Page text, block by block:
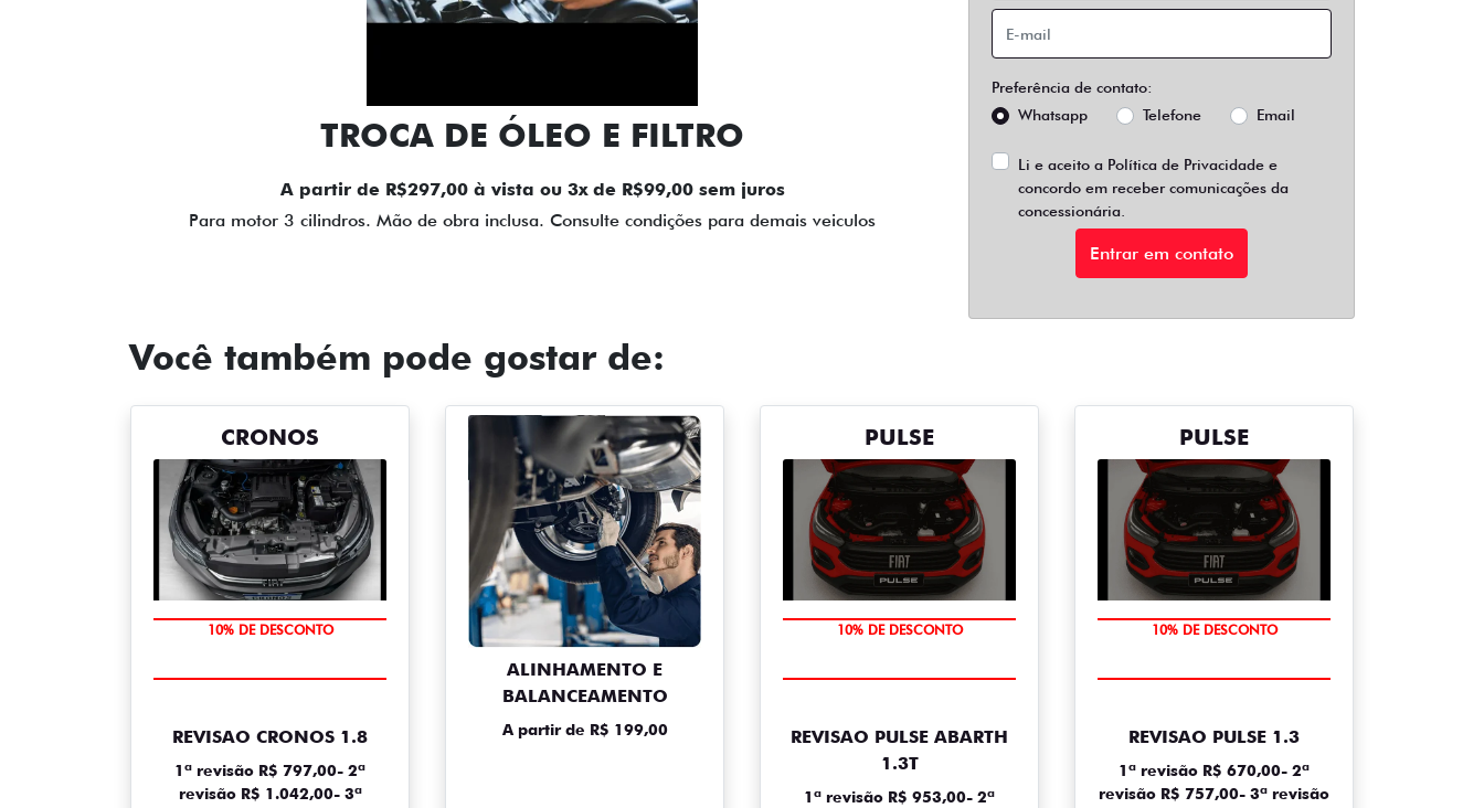
TROCA DE ÓLEO E FILTRO
A partir de R$297,00 à vista ou 3x de R$99,00 sem juros
Para motor 3 cilindros. Mão de obra inclusa. Consulte condições para demais veiculos
Preferência de contato:
Whatsapp
Telefone Email
Li e aceito a Política de Privacidade e
concordo em receber comunicações da
concessionária.
Entrar em contato
Você também pode gostar de:
CRONOS
MÃO DE OBRA
REVISAO CRONOS 1.8
1ª revisão R$ 797,00- 2ª
revisão R$ 1.042,00- 3ª
ALINHAMENTO E
BALANCEAMENTO
A partir de R$ 199,00
PULSE
MÃO DE OBRA
REVISAO PULSE ABARTH
1.3T
1ª revisão R$ 953,00- 2ª
PULSE
MÃO DE OBRA
REVISAO PULSE 1.3
1ª revisão R$ 670,00- 2ª
revisão R$ 757,00- 3ª revisão